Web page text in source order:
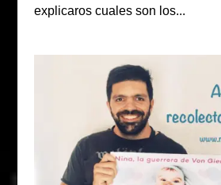
explicaros cuales son los...